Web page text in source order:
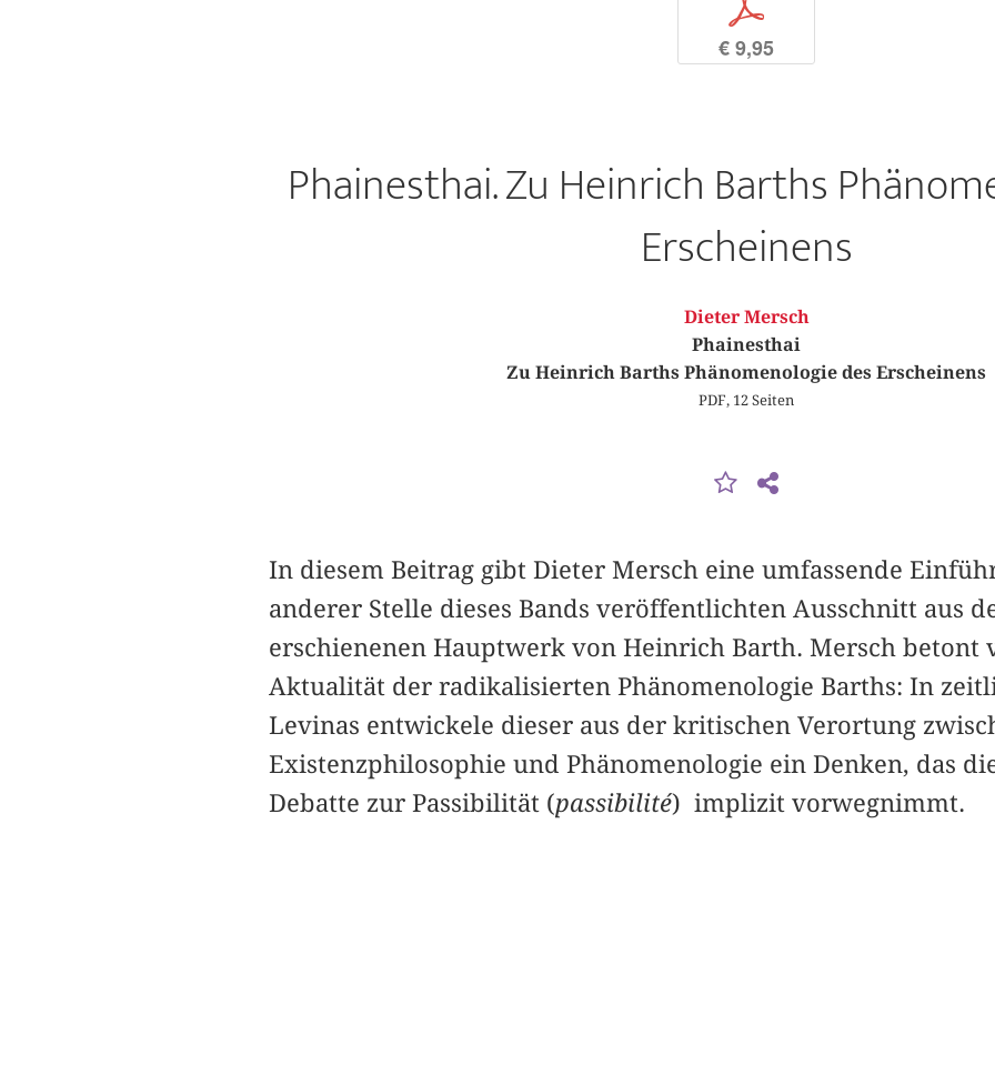
p
€ 9,95
Phainesthai. Zu Heinrich Barths
Erscheinens
Dieter Mersch
Phainesthai
Zu Heinrich Barths Phänomenologie des Erscheinens
PDF, 12 Seiten
In diesem Beitrag gibt Dieter Mersch eine umfassende
anderer Stelle dieses Bands veröffentlichten Ausschnitt aus
erschienenen Hauptwerk von Heinrich Barth. Mersch betont
Aktualität der radikalisierten Phänomenologie Barths: In
Levinas entwickele dieser aus der kritischen Verortung
Existenzphilosophie und Phänomenologie ein Denken, das
Debatte zur Passibilität (passibilité) implizit vorwegnimmt.